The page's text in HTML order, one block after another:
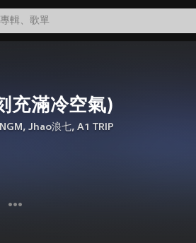
充滿冷空氣)
, Jhao浪七, A1 TRIP